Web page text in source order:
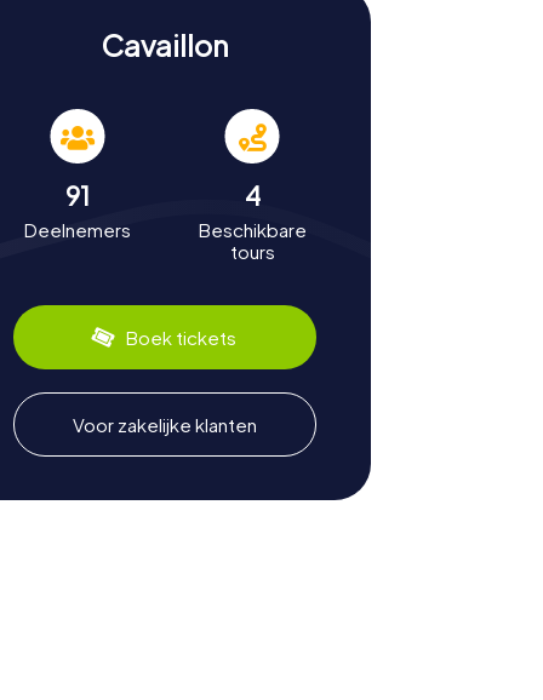
Cavaillon
91
Deelnemers
4
Beschikbare
tours
Boek tickets
Voor zakelijke klanten